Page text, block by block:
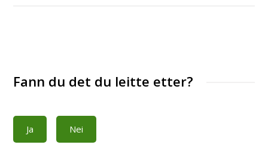
Fann du det du leitte etter?
Ja Nei